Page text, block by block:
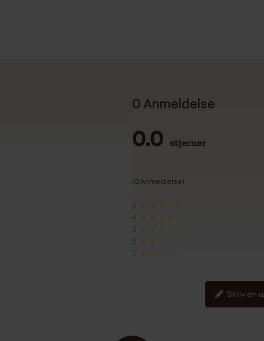
0 Anmeldelse
0.0 stjerner
(0 Anmeldelse)
5 ★★★★★
★★★★☆
3 ★★★☆☆
2 ★★☆☆☆
★☆☆☆☆
Skriv en